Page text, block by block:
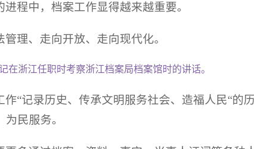
程中，档案工作显得越来越重要。
理、走向开放、走向现代化。
浙江任职时考察浙江档案局档案馆时的讲话。
作“记录历史、传承文明服务社会、造福人民“
民服务。